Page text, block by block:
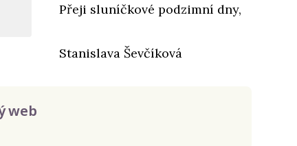
Přeji sluníčkové podzimní dny,
Stanislava Ševčíková
web